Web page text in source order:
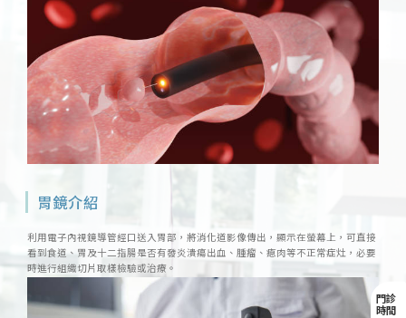
胃鏡介紹
利用電子內視鏡導管經口送入胃部，將消化道影像傳出，顯示在螢幕上，可直接
看到食道、胃及十二指腸是否有發炎潰瘍出血、腫瘤、瘜肉等不正常症灶，必要
時進行組織切片取樣檢驗或治療。
門診
時間